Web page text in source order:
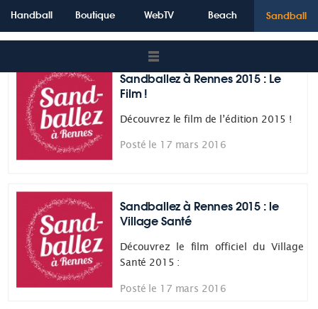
Handball Boutique WebTV Beach Sandball
GALERIE VIDÉOS ACTUALITÉS
Sandballez à Rennes 2015 : Le
Film !
Découvrez le film de l’édition 2015 !
Posté le 17 mars 2016
Sandballez à Rennes 2015 : le
Village Santé
Découvrez le film officiel du Village
Santé 2015 :
Posté le 17 mars 2016